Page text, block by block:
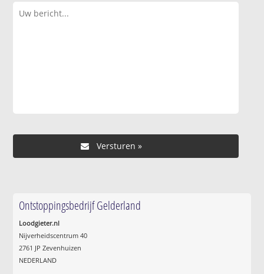
Ontstoppingsbedrijf Gelderland
Loodgieter.nl
Nijverheidscentrum 40
2761 JP Zevenhuizen
NEDERLAND